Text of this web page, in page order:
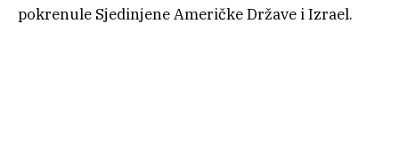
pokrenule Sjedinjene Američke Države i Izrael.